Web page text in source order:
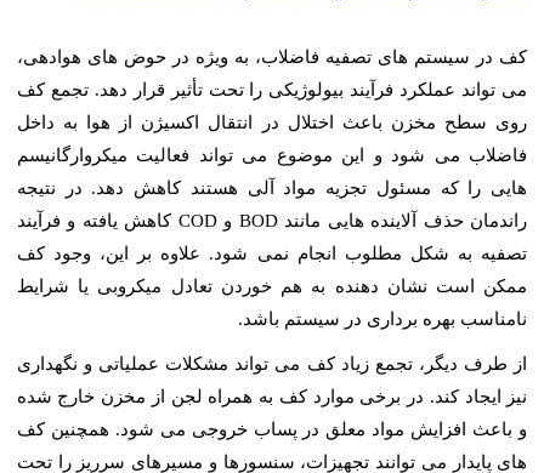
کف در سیستم های تصفیه فاضلاب، به ویژه در حوض های هوادهی،
می تواند عملکرد فرآیند بیولوژیکی را تحت تأثیر قرار دهد. تجمع کف
روی سطح مخزن باعث اختلال در انتقال اکسیژن از هوا به داخل
فاضلاب می شود و این موضوع می تواند فعالیت میکروارگانیسم
هایی را که مسئول تجزیه مواد آلی هستند کاهش دهد. در نتیجه
راندمان حذف آلاینده هایی مانند BOD و COD کاهش یافته و فرآیند
تصفیه به شکل مطلوب انجام نمی شود. علاوه بر این، وجود کف
ممکن است نشان دهنده به هم خوردن تعادل میکروبی یا شرایط
نامناسب بهره برداری در سیستم باشد.
از طرف دیگر، تجمع زیاد کف می تواند مشکلات عملیاتی و نگهداری
نیز ایجاد کند. در برخی موارد کف به همراه لجن از مخزن خارج شده
و باعث افزایش مواد معلق در پساب خروجی می شود. همچنین کف
های پایدار می توانند تجهیزات، سنسورها و مسیرهای سرریز را تحت